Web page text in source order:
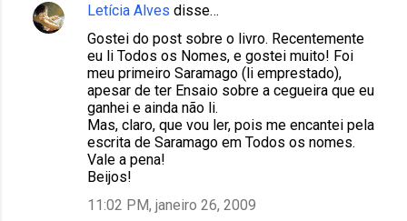
C
Letícia Alves disse…
Gostei do post sobre o livro. Recentemente
eu li Todos os Nomes, e gostei muito! Foi
meu primeiro Saramago (li emprestado),
apesar de ter Ensaio sobre a cegueira que eu
ganhei e ainda não li.
Mas, claro, que vou ler, pois me encantei pela
escrita de Saramago em Todos os nomes.
Vale a pena!
Beijos!
11:02 PM, janeiro 26, 2009